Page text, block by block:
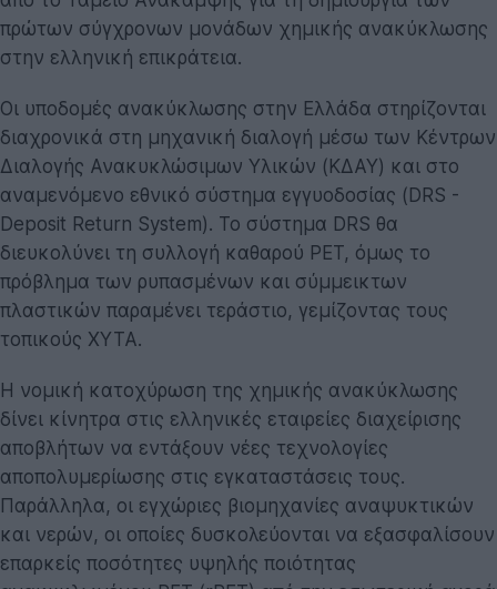
πρώτων σύγχρονων μονάδων χημικής ανακύκλωσης
στην ελληνική επικράτεια.
Οι υποδομές ανακύκλωσης στην Ελλάδα στηρίζονται
διαχρονικά στη μηχανική διαλογή μέσω των Κέντρων
Διαλογής Ανακυκλώσιμων Υλικών (ΚΔΑΥ) και στο
αναμενόμενο εθνικό σύστημα εγγυοδοσίας (DRS -
Deposit Return System). Το σύστημα DRS θα
διευκολύνει τη συλλογή καθαρού PET, όμως το
πρόβλημα των ρυπασμένων και σύμμεικτων
πλαστικών παραμένει τεράστιο, γεμίζοντας τους
τοπικούς ΧΥΤΑ.
Η νομική κατοχύρωση της χημικής ανακύκλωσης
δίνει κίνητρα στις ελληνικές εταιρείες διαχείρισης
αποβλήτων να εντάξουν νέες τεχνολογίες
αποπολυμερίωσης στις εγκαταστάσεις τους.
Παράλληλα, οι εγχώριες βιομηχανίες αναψυκτικών
και νερών, οι οποίες δυσκολεύονται να εξασφαλίσουν
επαρκείς ποσότητες υψηλής ποιότητας